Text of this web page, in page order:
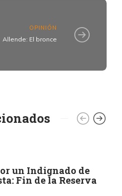
OPINIÓN
Allende: El bronce
un Indignado de
Fin de la Reserva